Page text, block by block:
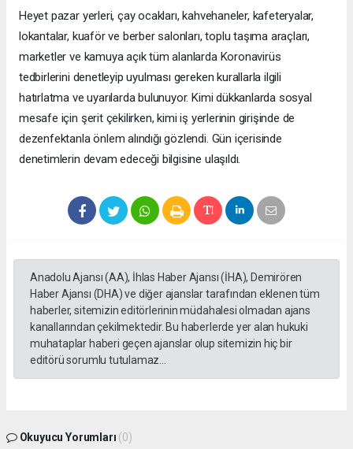
Heyet pazar yerleri, çay ocakları, kahvehaneler, kafeteryalar,
lokantalar, kuaför ve berber salonları, toplu taşıma araçları,
marketler ve kamuya açık tüm alanlarda Koronavirüs
tedbirlerini denetleyip uyulması gereken kurallarla ilgili
hatırlatma ve uyarılarda bulunuyor. Kimi dükkanlarda sosyal
mesafe için şerit çekilirken, kimi iş yerlerinin girişinde de
dezenfektanla önlem alındığı gözlendi. Gün içerisinde
denetimlerin devam edeceği bilgisine ulaşıldı.
Anadolu Ajansı (AA), İhlas Haber Ajansı (İHA), Demirören
Haber Ajansı (DHA) ve diğer ajanslar tarafından eklenen tüm
haberler, sitemizin editörlerinin müdahalesi olmadan ajans
kanallarından çekilmektedir. Bu haberlerde yer alan hukuki
muhataplar haberi geçen ajanslar olup sitemizin hiç bir
editörü sorumlu tutulamaz...
Okuyucu Yorumları (0)